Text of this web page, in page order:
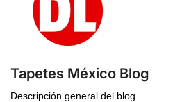
Tapetes México Blog
Descripción general del blog